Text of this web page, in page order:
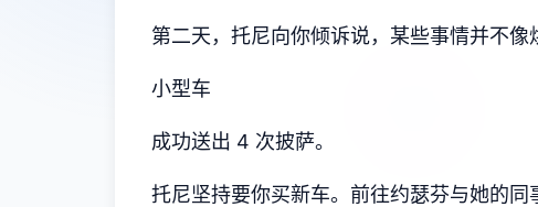
第二天，托尼向你倾诉说，某些事情并不像
小型车
成功送出 4 次披萨。
托尼坚持要你买新车。前往约瑟芬与她的